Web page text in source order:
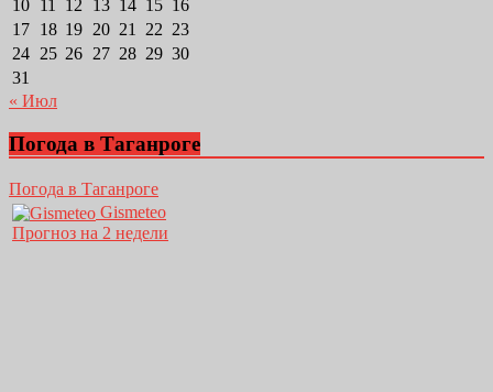
10 11 12 13 14 15 16
17 18 19 20 21 22 23
24 25 26 27 28 29 30
31
« Июл
Погода в Таганроге
Погода в Таганроге
Gismeteo
Прогноз на 2 недели